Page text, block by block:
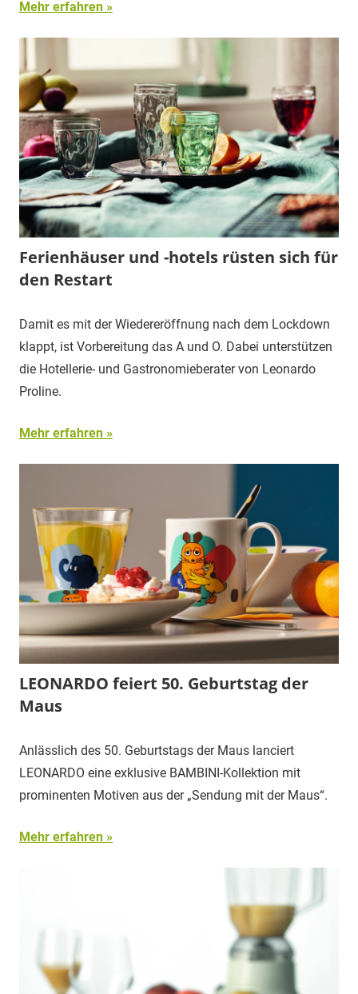
Mehr erfahren
Ferienhäuser und -hotels rüsten sich für
den Restart
Damit es mit der Wiedereröffnung nach dem Lockdown
klappt, ist Vorbereitung das A und O. Dabei unterstützen
die Hotellerie- und Gastronomieberater von Leonardo
Proline.
Mehr erfahren
LEONARDO feiert 50. Geburtstag der
Maus
Anlässlich des 50. Geburtstags der Maus lanciert
LEONARDO eine exklusive BAMBINI-Kollektion mit
prominenten Motiven aus der „Sendung mit der Maus“.
Mehr erfahren